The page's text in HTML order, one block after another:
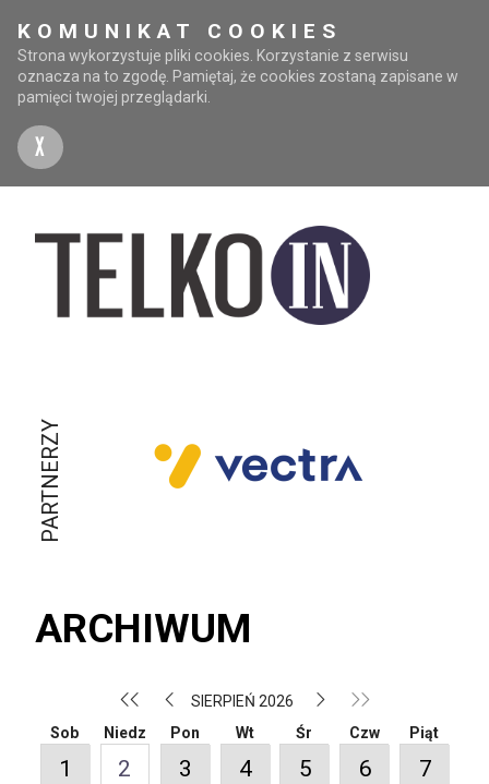
KOMUNIKAT COOKIES
Strona wykorzystuje pliki cookies. Korzystanie z serwisu
oznacza na to zgodę. Pamiętaj, że cookies zostaną zapisane w
pamięci twojej przeglądarki.
X
PARTNERZY
ARCHIWUM
SIERPIEŃ 2026
Sob
1
Niedz
2
Pon
3
Wt
4
Śr
5
Czw
6
Piąt
7